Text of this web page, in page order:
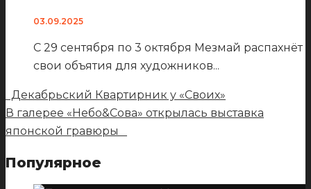
03.09.2025
С 29 сентября по 3 октября Мезмай распахнёт
свои объятия для художников...
Декабрьский Квартирник у «Своих»
В галерее «Небо&Сова» открылась выставка
японской гравюры
Популярное